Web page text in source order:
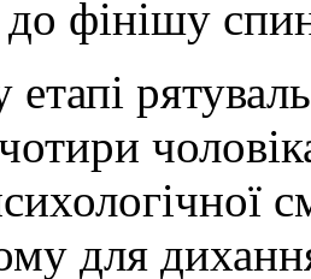
фінішу
для